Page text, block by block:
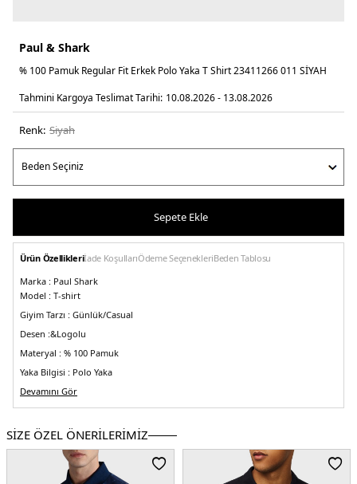
Paul & Shark
% 100 Pamuk Regular Fit Erkek Polo Yaka T Shirt 23411266 011 SİYAH
Tahmini Kargoya Teslimat Tarihi: 10.08.2026 - 13.08.2026
Renk: si̇yah
Sepete Ekle
Ürün Özellikleriİade KoşullarıÖdeme SeçenekleriBeden Tablosu
Marka : Paul Shark
Model : T-shirt
Giyim Tarzı : Günlük/Casual
Desen :&Logolu
Materyal : % 100 Pamuk
Yaka Bilgisi : Polo Yaka
Kol Bilgisi :Kısa Kol
Kalıp Bilgisi :Regular Fit
Üretim Yeri :İtalya
Devamını Gör
SİZE ÖZEL ÖNERİLERİMİZ